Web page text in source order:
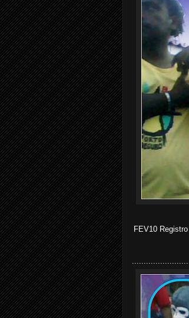
FEV10
...